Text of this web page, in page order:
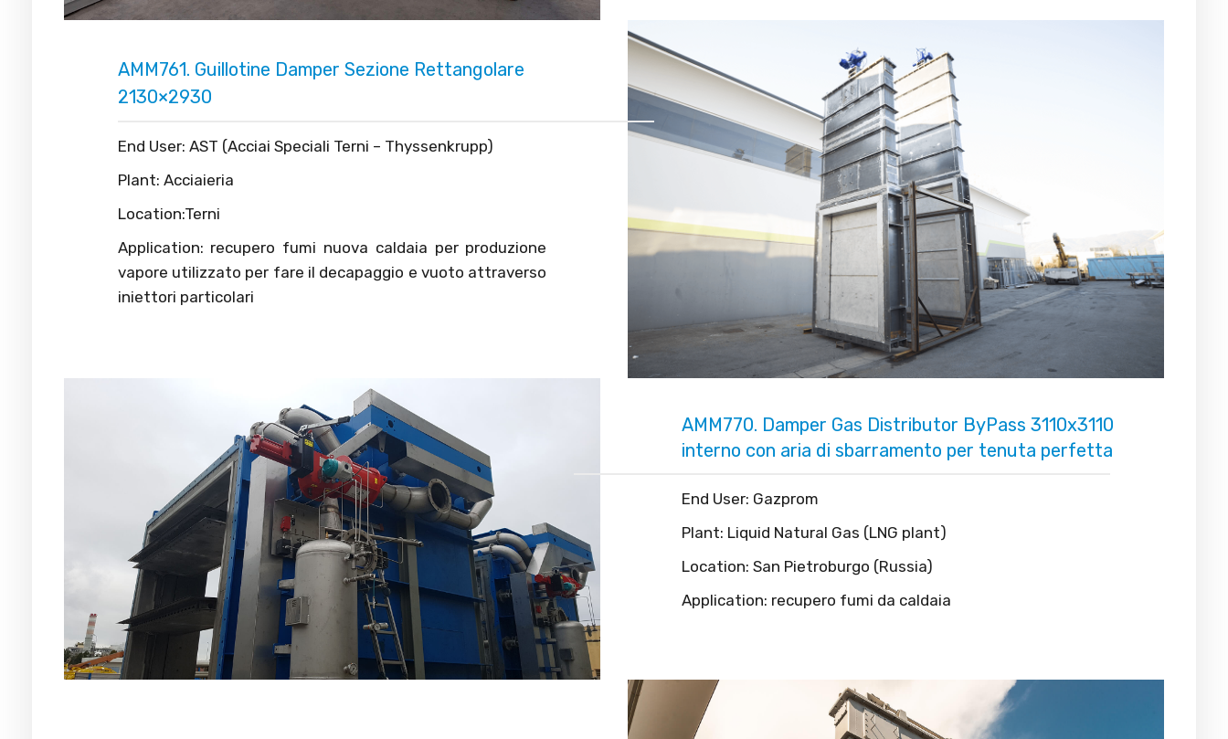
AMM761. Guillotine Damper Sezione Rettangolare
2130×2930
End User: AST (Acciai Speciali Terni – Thyssenkrupp)
Plant: Acciaieria
Location:Terni
Application: recupero fumi nuova caldaia per produzione
vapore utilizzato per fare il decapaggio e vuoto attraverso
iniettori particolari
AMM770. Damper Gas Distributor ByPass 3110x3110
interno con aria di sbarramento per tenuta perfetta
End User: Gazprom
Plant: Liquid Natural Gas (LNG plant)
Location: San Pietroburgo (Russia)
Application: recupero fumi da caldaia